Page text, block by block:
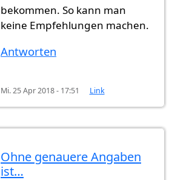
bekommen. So kann man
keine Empfehlungen machen.
Antworten
Mi. 25 Apr 2018 - 17:51 Link
Ohne genauere Angaben
ist…